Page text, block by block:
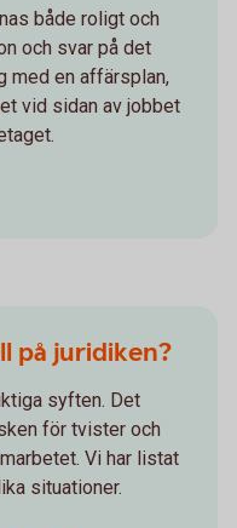
både roligt och
och svar på det
med en affärsplan,
vid sidan av jobbet
på juridiken?
syften. Det
för tvister och
Vi har listat
situationer.